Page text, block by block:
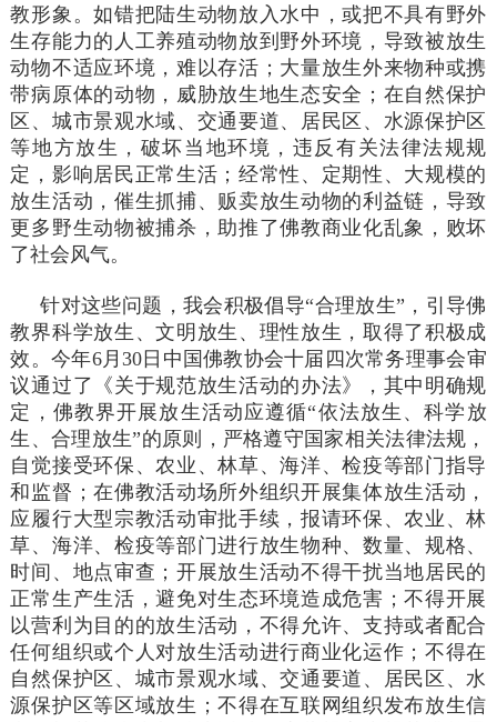
教形象。如错把陆生动物放入水中，或把不具有野外
生存能力的人工养殖动物放到野外环境，导致被放生
动物不适应环境，难以存活；大量放生外来物种或携
带病原体的动物，威胁放生地生态安全；在自然保护
区、城市景观水域、交通要道、居民区、水源保护区
等地方放生，破坏当地环境，违反有关法律法规规
定，影响居民正常生活；经常性、定期性、大规模的
放生活动，催生抓捕、贩卖放生动物的利益链，导致
更多野生动物被捕杀，助推了佛教商业化乱象，败坏
了社会风气。
针对这些问题，我会积极倡导“合理放生”，引导佛
教界科学放生、文明放生、理性放生，取得了积极成
效。今年6月30日中国佛教协会十届四次常务理事会审
议通过了《关于规范放生活动的办法》，其中明确规
定，佛教界开展放生活动应遵循“依法放生、科学放
生、合理放生”的原则，严格遵守国家相关法律法规，
自觉接受环保、农业、林草、海洋、检疫等部门指导
和监督；在佛教活动场所外组织开展集体放生活动，
应履行大型宗教活动审批手续，报请环保、农业、林
草、海洋、检疫等部门进行放生物种、数量、规格、
时间、地点审查；开展放生活动不得干扰当地居民的
正常生产生活，避免对生态环境造成危害；不得开展
以营利为目的的放生活动，不得允许、支持或者配合
任何组织或个人对放生活动进行商业化运作；不得在
自然保护区、城市景观水域、交通要道、居民区、水
源保护区等区域放生；不得在互联网组织发布放生信